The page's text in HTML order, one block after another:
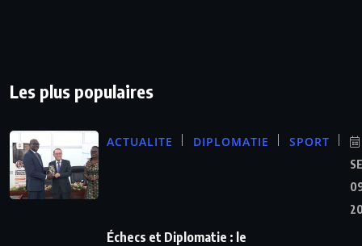
Les plus populaires
ACTUALITE DIPLOMATIE SPORT
Échecs et Diplomatie : le